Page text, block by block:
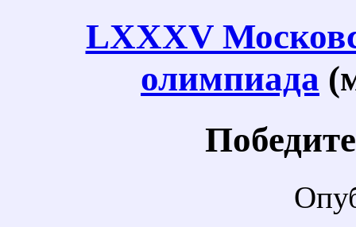
LXXXV
олимпиада